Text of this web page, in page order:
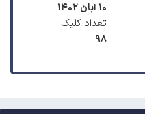
۱۰ آبان ۱۴۰۲
تعداد کلیک
۹۸